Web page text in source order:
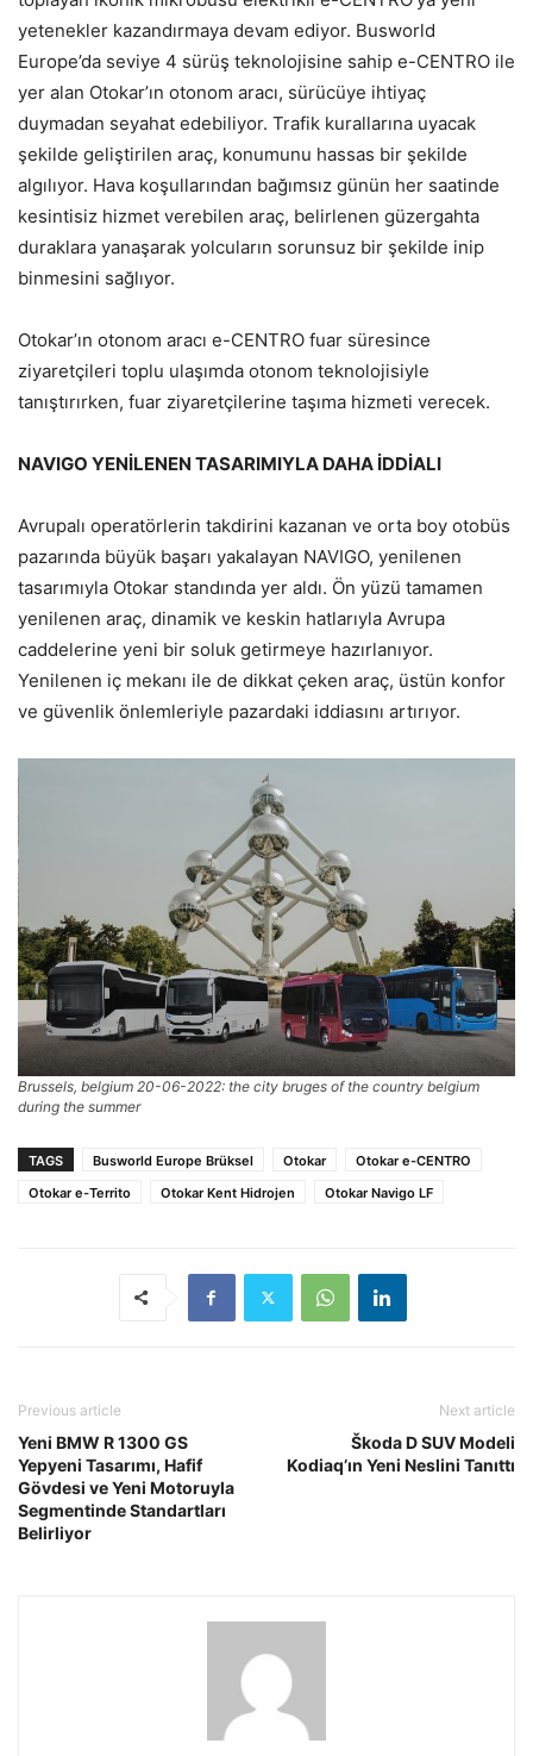
yetenekler kazandırmaya devam ediyor. Busworld
Europe’da seviye 4 sürüş teknolojisine sahip e-CENTRO ile
yer alan Otokar’ın otonom aracı, sürücüye ihtiyaç
duymadan seyahat edebiliyor. Trafik kurallarına uyacak
şekilde geliştirilen araç, konumunu hassas bir şekilde
algılıyor. Hava koşullarından bağımsız günün her saatinde
kesintisiz hizmet verebilen araç, belirlenen güzergahta
duraklara yanaşarak yolcuların sorunsuz bir şekilde inip
binmesini sağlıyor.
Otokar’ın otonom aracı e-CENTRO fuar süresince
ziyaretçileri toplu ulaşımda otonom teknolojisiyle
tanıştırırken, fuar ziyaretçilerine taşıma hizmeti verecek.
NAVIGO YENİLENEN TASARIMIYLA DAHA İDDİALI
Avrupalı operatörlerin takdirini kazanan ve orta boy otobüs
pazarında büyük başarı yakalayan NAVIGO, yenilenen
tasarımıyla Otokar standında yer aldı. Ön yüzü tamamen
yenilenen araç, dinamik ve keskin hatlarıyla Avrupa
caddelerine yeni bir soluk getirmeye hazırlanıyor.
Yenilenen iç mekanı ile de dikkat çeken araç, üstün konfor
ve güvenlik önlemleriyle pazardaki iddiasını artırıyor.
Brussels, belgium 20-06-2022: the city bruges of the country belgium
during the summer
TAGS Busworld Europe Brüksel Otokar
Otokar e-CENTRO
Otokar e-Territo
Otokar Kent Hidrojen Otokar Navigo LF
Previous article
Yeni BMW R 1300 GS
Yepyeni Tasarımı, Hafif
Gövdesi ve Yeni Motoruyla
Segmentinde Standartları
Belirliyor
Next article
Škoda D SUV Modeli
Kodiaq’ın Yeni Neslini Tanıttı